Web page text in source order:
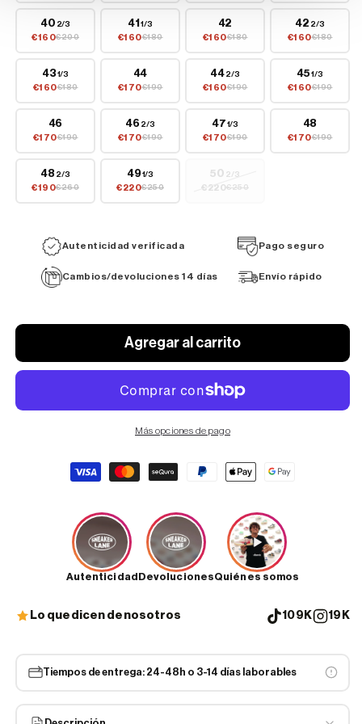
40 2/3
€160€200
41 1/3
€160€180
42
€160€180
42 2/3
€160€180
43 1/3
€160€180
44
€170€190
44 2/3
€160€190
45 1/3
€160€190
46
€170€190
46 2/3
€170€190
47 1/3
€170€190
48
€170€190
48 2/3
€190€260
491/3
€220€250
50 2/3
€220 €250
Autenticidad verificada Pago seguro
Cambios/devoluciones 14 días Envío rápido
Agregar al carrito
Más opciones de pago
Autenticidad DevolucionesQuiénes somos
Lo que dicen de nosotros 109K 19K
Tiempos de entrega: 24-48h o 3-14 días laborables